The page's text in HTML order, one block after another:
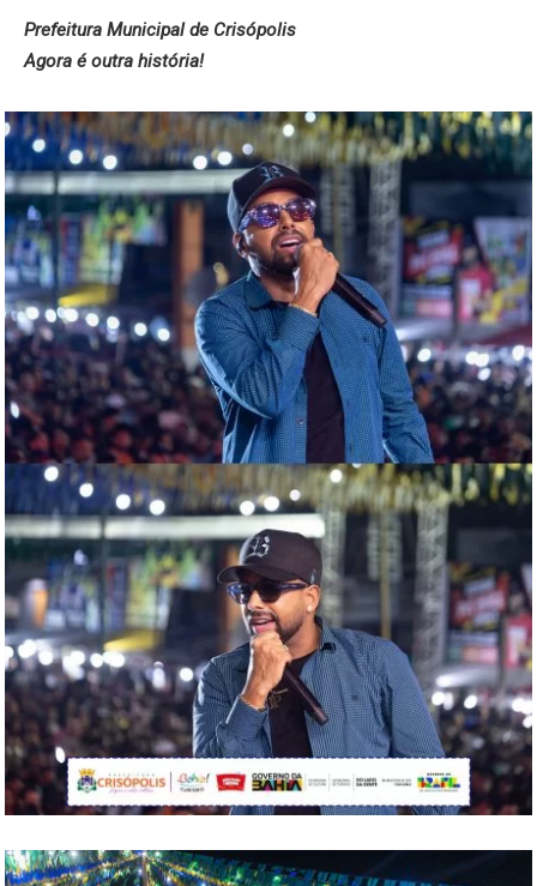
Prefeitura Municipal de Crisópolis
Agora é outra história!